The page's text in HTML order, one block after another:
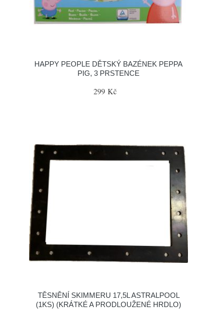
HAPPY PEOPLE DĚTSKÝ BAZÉNEK PEPPA
PIG, 3 PRSTENCE
299 Kč
TĚSNĚNÍ SKIMMERU 17,5L ASTRALPOOL
(1KS) (KRÁTKÉ A PRODLOUŽENÉ HRDLO)